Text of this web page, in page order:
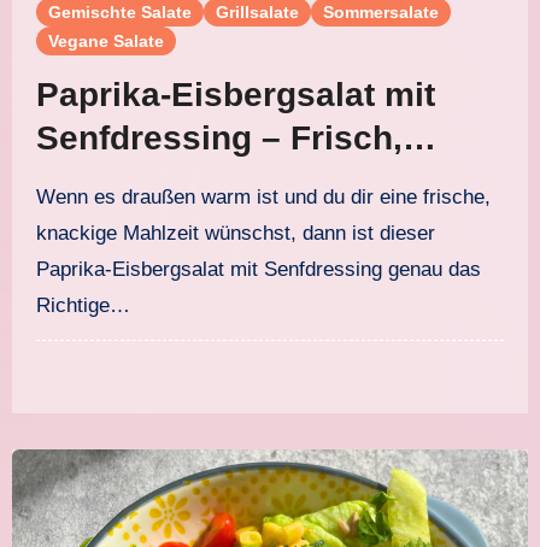
Gemischte Salate Grillsalate
Sommersalate
Vegane Salate
Paprika-Eisbergsalat mit
Senfdressing – Frisch,
würzig und blitzschnell
gemacht
Wenn es draußen warm ist und du dir eine frische,
knackige Mahlzeit wünschst, dann ist dieser
Paprika-Eisbergsalat mit Senfdressing genau das
Richtige…